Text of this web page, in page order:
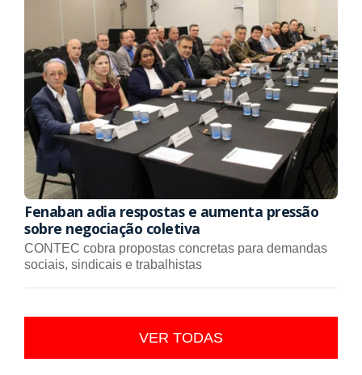
Fenaban adia respostas e aumenta pressão
sobre negociação coletiva
CONTEC cobra propostas concretas para demandas
sociais, sindicais e trabalhistas
VER TODAS